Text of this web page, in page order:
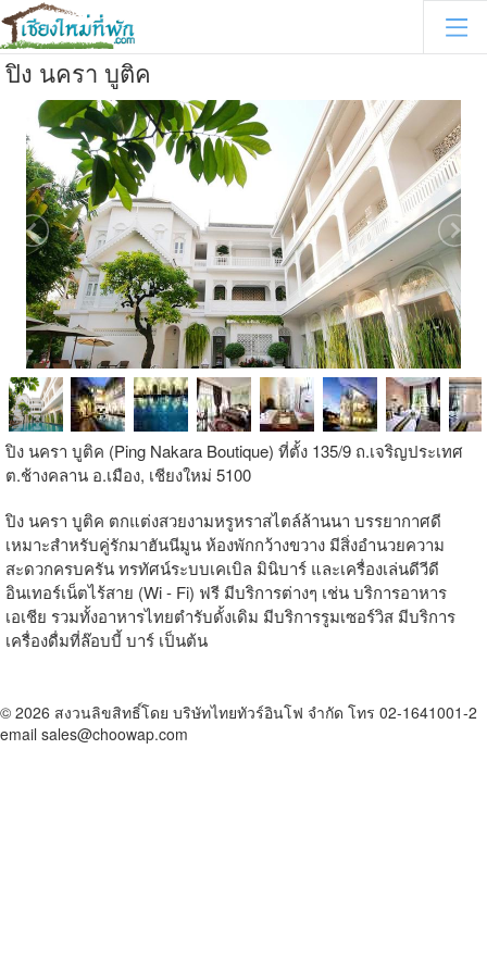
ปิง นครา บูติค
ปิง นครา บูติค (Ping Nakara Boutique) ที่ตั้ง 135/9 ถ.เจริญประเทศ
ต.ช้างคลาน อ.เมือง, เชียงใหม่ 5100
ปิง นครา บูติค ตกแต่งสวยงามหรูหราสไตล์ล้านนา บรรยากาศดี
เหมาะสำหรับคู่รักมาฮันนีมูน ห้องพักกว้างขวาง มีสิ่งอำนวยความ
สะดวกครบครัน ทรทัศน์ระบบเคเบิล มินิบาร์ และเครื่องเล่นดีวีดี
อินเทอร์เน็ตไร้สาย (Wi - Fi) ฟรี มีบริการต่างๆ เช่น บริการอาหาร
เอเชีย รวมทั้งอาหารไทยตำรับดั้งเดิม มีบริการรูมเซอร์วิส มีบริการ
เครื่องดื่มที่ล๊อบบี้ บาร์ เป็นต้น
© 2026 สงวนลิขสิทธิ์โดย บริษัทไทยทัวร์อินโฟ จำกัด โทร 02-1641001-2
email sales@choowap.com